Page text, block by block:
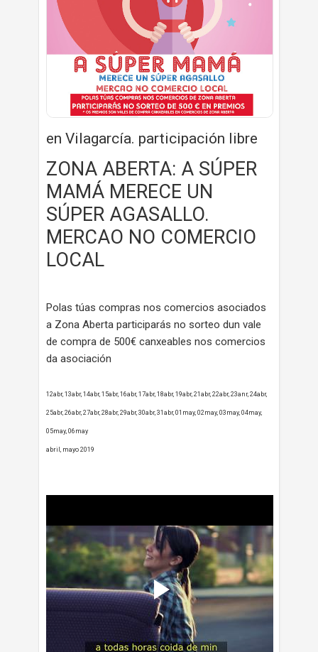
en Vilagarcía. participación libre
ZONA ABERTA: A SÚPER
MAMÁ MERECE UN
SÚPER AGASALLO.
MERCAO NO COMERCIO
LOCAL
Polas túas compras nos comercios asociados
a Zona Aberta participarás no sorteo dun vale
de compra de 500€ canxeables nos comercios
da asociación
12abr, 13abr, 14abr, 15abr, 16abr, 17abr, 18abr, 19abr, 21abr, 22abr, 23anr, 24abr,
25abr, 26abr, 27abr, 28abr, 29abr, 30abr, 31abr, 01may, 02may, 03may, 04may,
05may, 06may
abril, mayo 2019